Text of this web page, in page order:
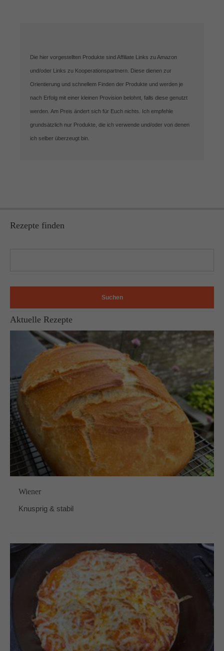
Die hier vorgestellten Produkte sind Affiliate Links zu Amazon
und/oder Links zu Kooperationspartnern. Diese dienen zur
Orientierung und schnellem Finden der Produkte und werden je
nach Erfolg mit einer kleinen Provision belohnt, falls diese genutzt
werden. Am Preis ändert sich für Euch nichts. Ich empfehle
grundsätzlich nur Produkte, die ich verwende und/oder von denen
ich selber überzeugt bin.
Rezepte finden
Suchen
Aktuelle Rezepte
Wiener
Knusprig & stabil